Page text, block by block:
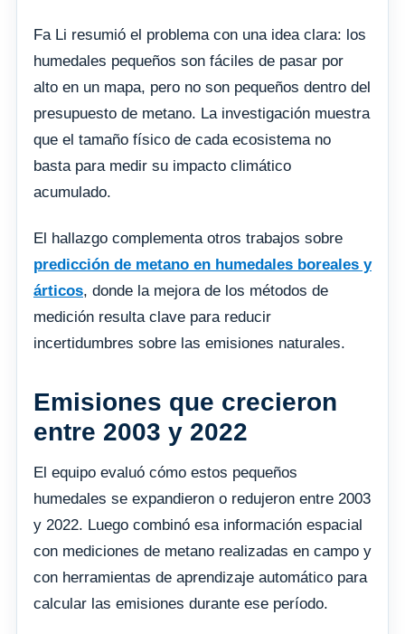
Fa Li resumió el problema con una idea clara: los
humedales pequeños son fáciles de pasar por
alto en un mapa, pero no son pequeños dentro del
presupuesto de metano. La investigación muestra
que el tamaño físico de cada ecosistema no
basta para medir su impacto climático
acumulado.
El hallazgo complementa otros trabajos sobre
predicción de metano en humedales boreales y
árticos, donde la mejora de los métodos de
medición resulta clave para reducir
incertidumbres sobre las emisiones naturales.
Emisiones que crecieron
entre 2003 y 2022
El equipo evaluó cómo estos pequeños
humedales se expandieron o redujeron entre 2003
y 2022. Luego combinó esa información espacial
con mediciones de metano realizadas en campo y
con herramientas de aprendizaje automático para
calcular las emisiones durante ese período.